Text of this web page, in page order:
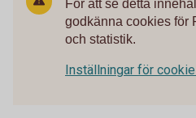
För att se detta
godkänna cookies för
och statistik.
Inställningar för